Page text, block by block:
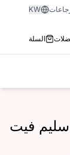
KW
السلة
فيت